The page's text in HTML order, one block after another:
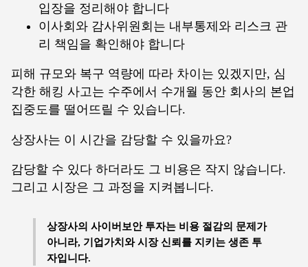
입장을 정리해야 합니다
이사회와 감사위원회는 내부통제와 리스크 관
리 책임을 확인해야 합니다
피해 규모와 복구 역량에 따라 차이는 있겠지만, 심
각한 해킹 사고는 수주에서 수개월 동안 회사의 본업
집중도를 떨어뜨릴 수 있습니다.
상장사는 이 시간을 감당할 수 있을까요?
감당할 수 있다 하더라도 그 비용은 작지 않습니다.
그리고 시장은 그 과정을 지켜봅니다.
상장사의 사이버보안 투자는 비용 절감의 문제가
아니라, 기업가치와 시장 신뢰를 지키는 생존 투
자입니다.